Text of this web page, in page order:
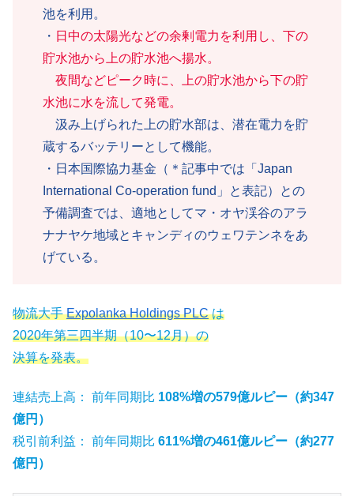
池を利用。
・ 日中の太陽光などの余剰電力を利用し、下の
貯水池から上の貯水池へ揚水。
夜間などピーク時に、上の貯水池から下の貯
水池に水を流して発電。
汲み上げられた上の貯水部は、潜在電力を貯
蔵するバッテリーとして機能。
・日本国際協力基金（＊記事中では「Japan
International Co-operation fund」と表記）との
予備調査では、適地としてマ・オヤ渓谷のアラ
ナナヤケ地域とキャンディのウェワテンネをあ
げている。
物流大手Expolanka Holdings PLCは
2020年第三四半期（10〜12月）の
決算を発表。
連結売上高： 前年同期比 108%増の579億ルピー（約347
億円）
税引前利益： 前年同期比 611%増の461億ルピー（約277
億円）